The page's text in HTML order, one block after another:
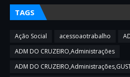
TAGS
Ação Social acessoaotrabalho
ADM DO CRUZEIRO,Administrações
ADM DO